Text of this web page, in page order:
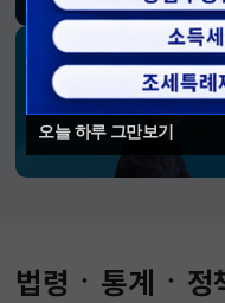
오늘 하루 그만보기
소통하는
법령ㆍ통계ㆍ정